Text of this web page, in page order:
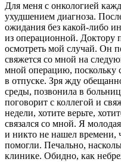
Для меня с онкологией
ухудшением диагноза.
ожидания без какой-либо
из операционной. Доктору
осмотреть мой случай. Он
свяжется со мной на
мной операцию, поскольку
в отпуске. Зря жду
среды, позвонила в
поговорит с коллегой и
недели, хотите верьте,
связался со мной. Я
и никто не нашел времени,
помогли. Печально,
клинике. Обидно, как